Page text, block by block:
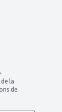
la
de